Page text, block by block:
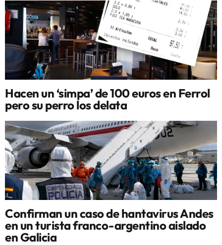
Hacen un ‘simpa’ de 100 euros en Ferrol
pero su perro los delata
Confirman un caso de hantavirus Andes
en un turista franco-argentino aislado
en Galicia